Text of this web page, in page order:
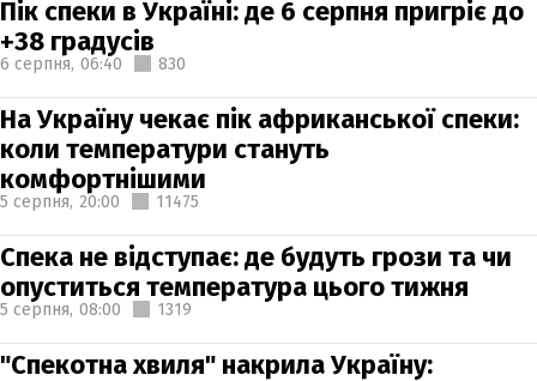
Пік спеки в Україні: де 6 серпня пригріє до
+38 градусів
6 серпня, 06:40 830
На Україну чекає пік африканської спеки:
коли температури стануть
комфортнішими
5 серпня, 20:00 11475
Спека не відступає: де будуть грози та чи
опуститься температура цього тижня
5 серпня, 08:00 1319
"Спекотна хвиля" накрила Україну: